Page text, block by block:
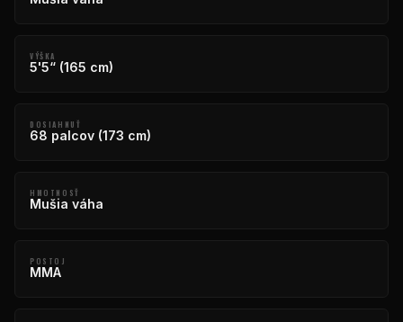
VÝŠKA
5'5“ (165 cm)
DOSIAHNUŤ
68 palcov (173 cm)
HMOTNOSŤ
Mušia váha
POSTOJ
MMA